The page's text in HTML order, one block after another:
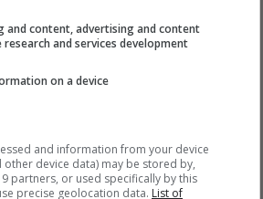
and content, advertising and content
and services development
on a device
and information from your device
device data) may be stored by,
partners, or used specifically by this
precise geolocation data. List of